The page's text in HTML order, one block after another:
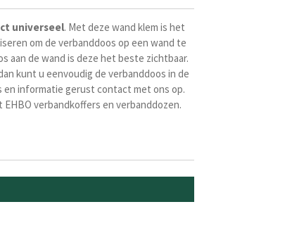
universeel. Met deze wand klem is het
om de verbanddoos op een wand te
aan de wand is deze het beste zichtbaar.
kunt u eenvoudig de verbanddoos in de
en informatie gerust contact met ons op.
verbandkoffers en verbanddozen.